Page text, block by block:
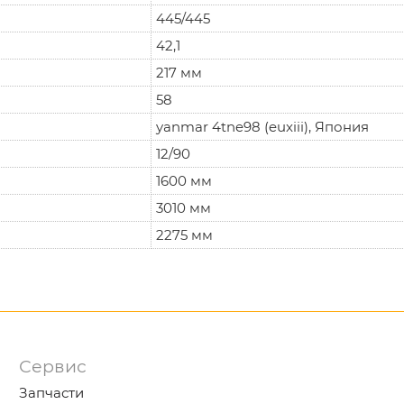
445/445
42,1
217 мм
58
yanmar 4tne98 (euxiii), Япония
12/90
1600 мм
3010 мм
2275 мм
Сервис
Запчасти